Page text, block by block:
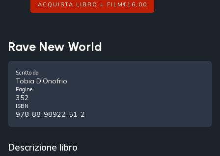
ACQUISTA LIBRO + FILM € 16,00
Rave New World
Scritto da
Tobia D’Onofrio
Pagine
352
ISBN
978-88-98922-51-2
Descrizione libro